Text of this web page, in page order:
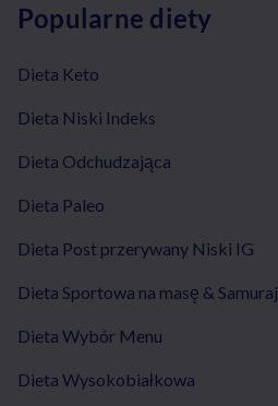
Popularne diety
Dieta Keto
Dieta Niski Indeks
Dieta Odchudzająca
Dieta Paleo
Dieta Post przerywany Niski IG
Dieta Sportowa na masę & Samuraj
Dieta Wybór Menu
Dieta Wysokobiałkowa